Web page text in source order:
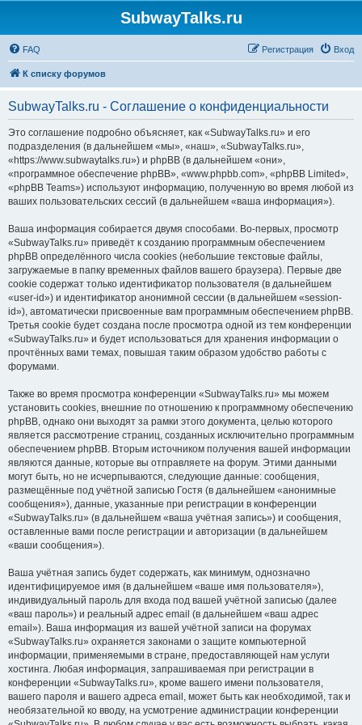
SubwayTalks.ru
FAQ Вход
Регистрация
К списку форумов
SubwayTalks.ru - Соглашение о конфиденциальности
Это соглашение подробно объясняет, как «SubwayTalks.ru» и его
подразделения (в дальнейшем «мы», «наш», «SubwayTalks.ru»,
«https://www.subwaytalks.ru») и phpBB (в дальнейшем «они»,
«программное обеспечение phpBB», «www.phpbb.com», «phpBB Limited»,
«phpBB Teams») используют информацию, полученную во время любой из
ваших пользовательских сессий (в дальнейшем «ваша информация»).
Ваша информация собирается двумя способами. Во-первых, просмотр
«SubwayTalks.ru» приведёт к созданию программным обеспечением
phpBB определённого числа cookies (небольшие текстовые файлы,
загружаемые в папку временных файлов вашего браузера). Первые две
cookie содержат только идентификатор пользователя (в дальнейшем
«user-id») и идентификатор анонимной сессии (в дальнейшем «session-
id»), автоматически присвоенные вам программным обеспечением phpBB.
Третья cookie будет создана после просмотра одной из тем конференции
«SubwayTalks.ru» и будет использоваться для хранения информации о
прочтённых вами темах, повышая таким образом удобство работы с
форумами.
Также во время просмотра конференции «SubwayTalks.ru» мы можем
установить cookies, внешние по отношению к программному обеспечению
phpBB, однако они выходят за рамки этого документа, целью которого
является рассмотрение страниц, созданных исключительно программным
обеспечением phpBB. Вторым источником получения вашей информации
являются данные, которые вы отправляете на форум. Этими данными
могут быть, но не исчерпываются, следующие данные: сообщения,
размещённые под учётной записью Гостя (в дальнейшем «анонимные
сообщения»), данные, указанные при регистрации в конференции
«SubwayTalks.ru» (в дальнейшем «ваша учётная запись») и сообщения,
оставленные вами после регистрации и авторизации (в дальнейшем
«ваши сообщения»).
Ваша учётная запись будет содержать, как минимум, однозначно
идентифицируемое имя (в дальнейшем «ваше имя пользователя»),
индивидуальный пароль для входа под вашей учётной записью (далее
«ваш пароль») и реальный адрес email (в дальнейшем «ваш адрес
email»). Ваша информация из вашей учётной записи на форумах
«SubwayTalks.ru» охраняется законами о защите компьютерной
информации, применяемыми в стране, предоставляющей нам услуги
хостинга. Любая информация, запрашиваемая при регистрации в
конференции «SubwayTalks.ru», кроме вашего имени пользователя,
вашего пароля и вашего адреса email, может быть как необходимой, так и
необязательной ко вводу, на усмотрение администрации конференции